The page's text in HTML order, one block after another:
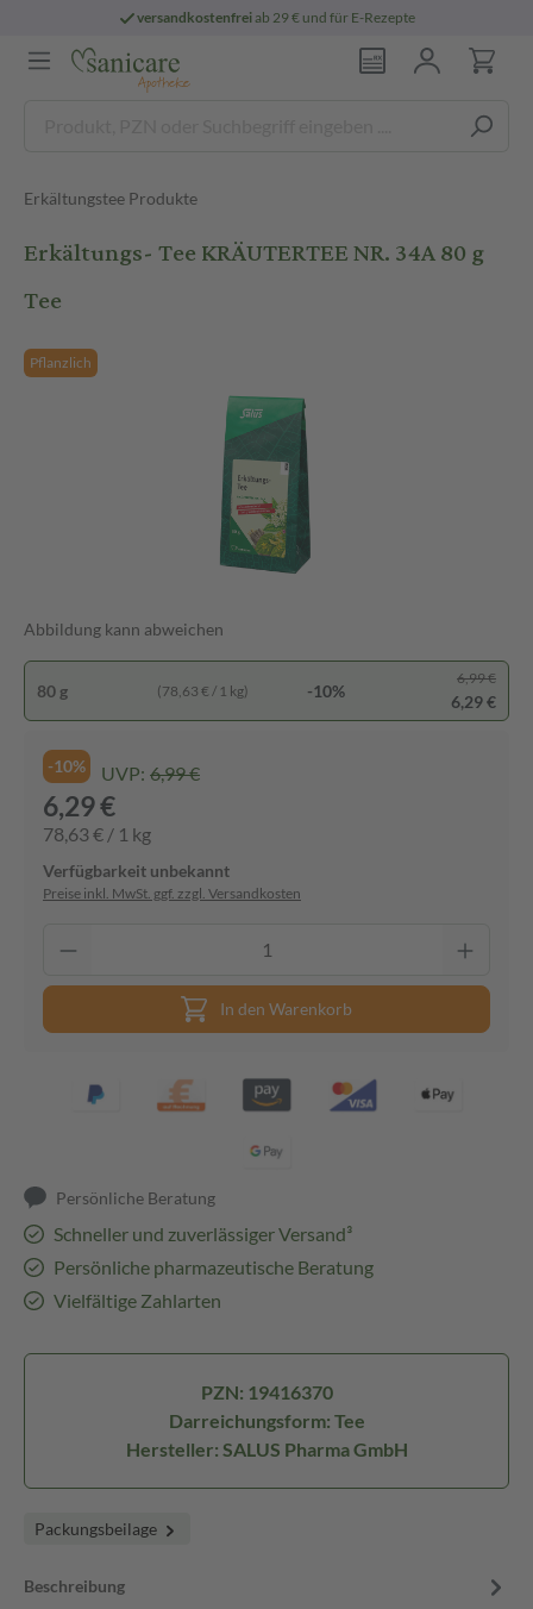
versandkostenfreiab 29 € und für E-Rezepte
Erkältungstee Produkte
Erkältungs- Tee KRÄUTERTEE NR. 34A 80 g
Tee
Pflanzlich
Abbildung kann abweichen
80 g (78,63 € / 1 kg) -10%
6,99 €
6,29 €
-10% UVP: 6,99 €
6,29 €
78,63 € / 1 kg
Verfügbarkeit unbekannt
Preise inkl. MwSt. ggf. zzgl. Versandkosten
In den Warenkorb
Persönliche Beratung
Schneller und zuverlässiger Versand³
Persönliche pharmazeutische Beratung
Vielfältige Zahlarten
PZN: 19416370
Darreichungsform: Tee
Hersteller: SALUS Pharma GmbH
Packungsbeilage
Beschreibung